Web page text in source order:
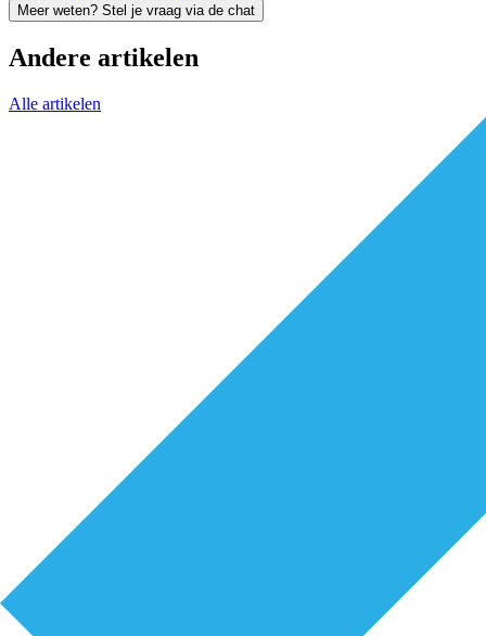
Meer weten? Stel je vraag via de chat
Andere artikelen
Alle artikelen